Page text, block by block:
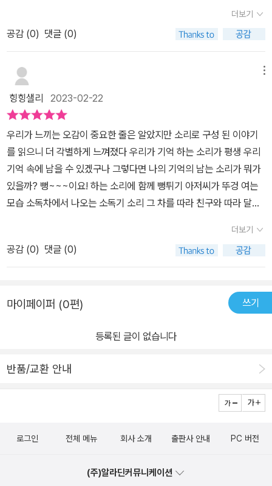
서의 달그락 소리가 왠지 지금 생각하니 너무 그리워진다.리나는 잠
을 푹 못자는 엄마가 늘 걱정되어서 아주많은 방법들을 찾던 중 엄마
아가신 할아버지 할머니...어디서도 찾지 못하는 그 자장가의 소리를
소리마녀가 정말 찾게 해 줄까??그래서 리나의 엄마는 정말 깊은 잠
을 주무시게될까??이 책의 첫부분에 나오는 '찹쌀~~~떠억~~~' 하
는 소리에 대해 언급이 되어있다,리나의 담임선생님이 옛날에 듣던
소리라며 그 소리가 그립다고 소개하는 부분.나도 어릴적 찹쌀떡 장
수의 소리를 듣고 자란 나이는 아니지만 가끔은 그 소리를 듣기는 해
봐서인지 그 소리만 기억해도 웃음이 지어진다.작가는 시장에서 나는
소리들을 듣고 자라서 그 소리가 정겹다고 한다.여러분은 어떤 소리
너무 소중하다는 걸 느끼기도했고리나의 엄마가 크리스마스도 아닌
데 캐럴을 듣는 모습을 보고 고정관념을 깨는것도 좋겠다는 여러가지
생각을 하게 되었다. 그렇다면 리나의 엄마의 기억에 남아있는 자장
한 ‘소리’. 그로부터 만나게 된 ‘소리 마녀’와 무서운 모험의 세계. 리나
는 사랑하는 엄마를 위해 용기를 무릅쓰고 소리를 찾아 모험을 떠날
것인가, 아니면 무서워서 포기하고 말 것인가? 그렇다면 독자의 선택
은? 독자로 하여금 절로 흥미와 선택의 순간을 마주하게 한다. ‘소
리’를 매개로 떠올려 보게 되는 추억과 생각, 그 때의 감정으로 마음이
설레기도 하고 애틋하기도 하다. 흥미로운 모험을 통해 자신의 감정
을 살펴보고, 진정한 가족 간의 사랑을 느껴볼 수 있는 감동과 즐거움
의 유쾌한 만남 《소리 마녀》이다.
더보기
공감 (0) 댓글 (0)
힝힝샐리 2023-02-22
우리가 느끼는 오감이 중요한 줄은 알았지만 소리로 구성 된 이야기
를 읽으니 더 각별하게 느껴졌다 우리가 기억 하는 소리가 평생 우리
기억 속에 남을 수 있겠구나 그렇다면 나의 기억의 남는 소리가 뭐가
있을까? 뻥~~~이요! 하는 소리에 함께 뻥튀기 아저씨가 뚜겅 여는
모습 소독차에서 나오는 소독기 소리 그 차를 따라 친구와 따라 달려
다 2002년 월드컵 우리나라 하나가 된 응원가!그 소리를 생각하면
지금도 벅차 오르는 감동과 기쁨이 생각난다 골을 넣었을때 친구와
엄마를 위해 두렵지만 꿈속 여행을 한다 그 꿈속 터널에서 엄마가 잠
점 나아가는 모습의 주인공을 보니 마음 한켠 감동이 밀려왔다 그러
라고 말을 한다 기도를 맞친 뒤 내 목소리를 들으면 바로 잠이 든다 아
하니 미안해졌다 피곤 할 때는 화도 내고 짜증도 냈었는데 이젠 그러
각이 들었다 오늘 밤부턴 상냥한 목소리로 이야기 해줘야지 ^^이 책
수 있는 시간이 될꺼 같다우리가 잊고 있는 소리 대해 더 깊이 있게 생
더보기
공감 (0) 댓글 (0)
마이페이퍼 (0편) 쓰기
등록된 글이 없습니다
반품/교환 안내
로그인 전체 메뉴 회사 소개 출판사 안내 PC 버전
(주)알라딘커뮤니케이션